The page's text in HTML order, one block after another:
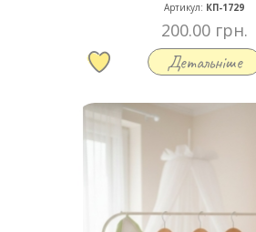
Артикул: КП-1729
200.00 грн.
Детальніше